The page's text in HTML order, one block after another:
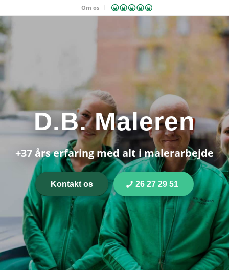
Om os
D.B. Maleren
+37 års erfaring med alt i malerarbejde
Kontakt os 26 27 29 51